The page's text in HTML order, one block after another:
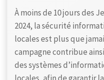
À moins de 10 jours des
2024, la sécurité
locales est plus que
campagne contribue
des systèmes